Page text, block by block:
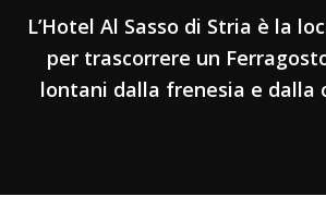
L’Hotel Al Sasso di Stria è la
per trascorrere un
lontani dalla frenesia e dalla